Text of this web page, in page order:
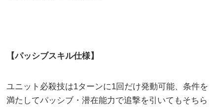
【パッシブスキル仕様】
ユニット必殺技は1ターンに1回だけ発動可能、条件を
満たしてパッシブ・潜在能力で追撃を引いてもそちら